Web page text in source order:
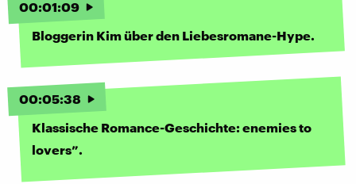
00:01:09
Bloggerin Kim über den Liebesromane-Hype.
00:05:38
Klassische Romance-Geschichte: enemies to
lovers”.